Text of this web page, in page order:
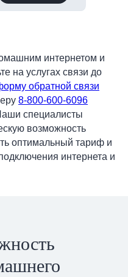
интернетом и
на услугах связи до
обратной связи
8-800-600-6096
специалисты
возможность
оптимальный тариф и
интернета и